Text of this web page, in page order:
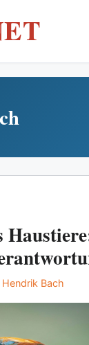
Hendrik Bach